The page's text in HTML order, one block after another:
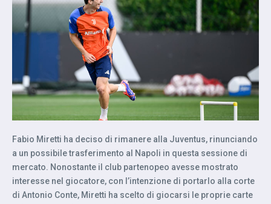
Fabio Miretti ha deciso di rimanere alla Juventus, rinunciando
a un possibile trasferimento al Napoli in questa sessione di
mercato. Nonostante il club partenopeo avesse mostrato
interesse nel giocatore, con l’intenzione di portarlo alla corte
di Antonio Conte, Miretti ha scelto di giocarsi le proprie carte